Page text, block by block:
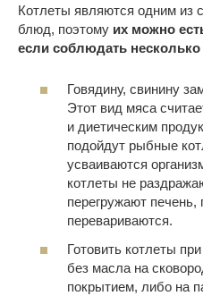
Котлеты являются одним
блюд, поэтому их можно
если соблюдать
Говядину, свинину
Этот вид мяса
и диетическим
подойдут рыбные
усваиваются
котлеты не
перегружают
перевариваются.
Готовить котлеты
без масла на
покрытием, либо на